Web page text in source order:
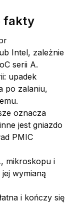
fakty
Intel, zależnie
serii A.
upadek
po zalaniu,
oznacza
jest gniazdo
PMIC
mikroskopu i
wymianą
i kończy się